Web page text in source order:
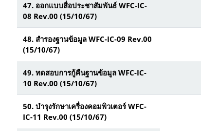
47. ออกแบบสื่อประชาสัมพันธ์ WFC-IC-
08 Rev.00 (15/10/67)
48. สำรองฐานข้อมูล WFC-IC-09 Rev.00
(15/10/67)
49. ทดสอบการกู้คืนฐานข้อมูล WFC-IC-
10 Rev.00 (15/10/67)
50. บำรุงรักษาเครื่องคอมพิวเตอร์ WFC-
IC-11 Rev.00 (15/10/67)